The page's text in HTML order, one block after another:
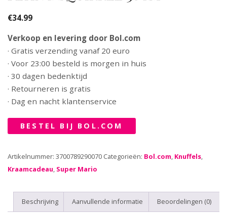
€34.99
Verkoop en levering door Bol.com
· Gratis verzending vanaf 20 euro
· Voor 23:00 besteld is morgen in huis
· 30 dagen bedenktijd
· Retourneren is gratis
· Dag en nacht klantenservice
BESTEL BIJ BOL.COM
Artikelnummer: 3700789290070 Categorieën: Bol.com, Knuffels,
Kraamcadeau, Super Mario
Beschrijving Aanvullende informatie Beoordelingen (0)